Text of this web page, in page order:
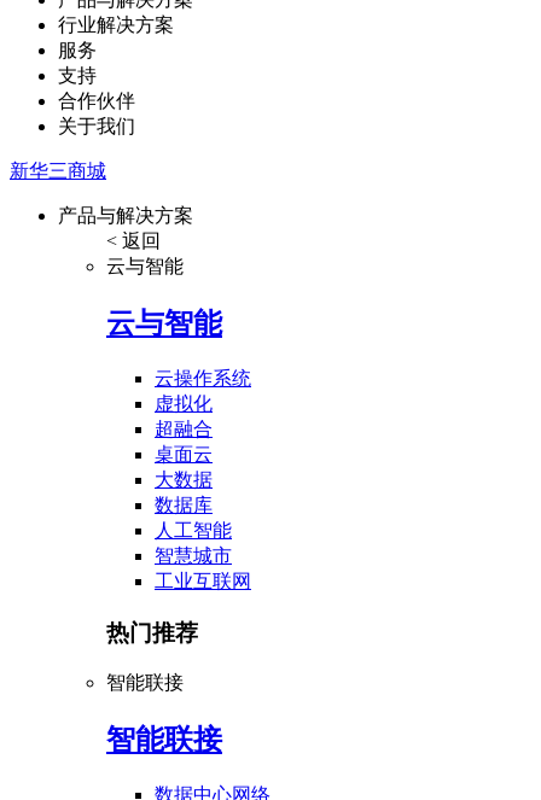
行业解决方案
服务
支持
合作伙伴
关于我们
新华三商城
产品与解决方案
< 返回
云与智能
云与智能
云操作系统
虚拟化
超融合
桌面云
大数据
数据库
人工智能
智慧城市
工业互联网
热门推荐
智能联接
智能联接
数据中心网络